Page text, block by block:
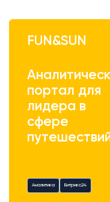
FUN&SUN
портал для
лидера в
сфере
Аналитика Битрикс24